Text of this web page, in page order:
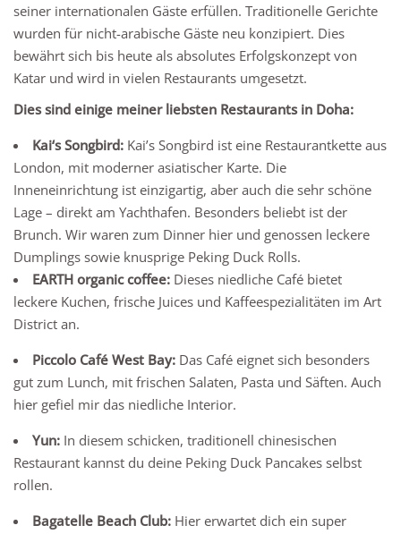
seiner internationalen Gäste erfüllen. Traditionelle Gerichte
wurden für nicht-arabische Gäste neu konzipiert. Dies
bewährt sich bis heute als absolutes Erfolgskonzept von
Katar und wird in vielen Restaurants umgesetzt.
Dies sind einige meiner liebsten Restaurants in Doha:
Kai‘s Songbird: Kai’s Songbird ist eine Restaurantkette aus
London, mit moderner asiatischer Karte. Die
Inneneinrichtung ist einzigartig, aber auch die sehr schöne
Lage – direkt am Yachthafen. Besonders beliebt ist der
Brunch. Wir waren zum Dinner hier und genossen leckere
Dumplings sowie knusprige Peking Duck Rolls.
EARTH organic coffee: Dieses niedliche Café bietet
leckere Kuchen, frische Juices und Kaffeespezialitäten im Art
District an.
Piccolo Café West Bay: Das Café eignet sich besonders
gut zum Lunch, mit frischen Salaten, Pasta und Säften. Auch
hier gefiel mir das niedliche Interior.
Yun: In diesem schicken, traditionell chinesischen
Restaurant kannst du deine Peking Duck Pancakes selbst
rollen.
Bagatelle Beach Club: Hier erwartet dich ein super